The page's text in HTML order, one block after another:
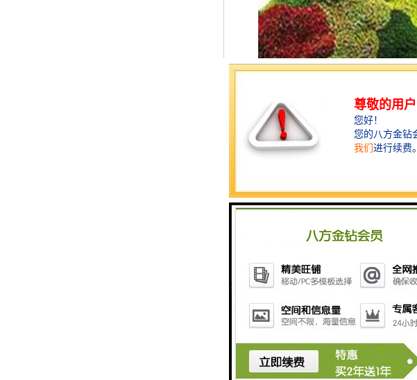
怎么区分仿真植物绿雕中哪些有抗紫外线的功能？